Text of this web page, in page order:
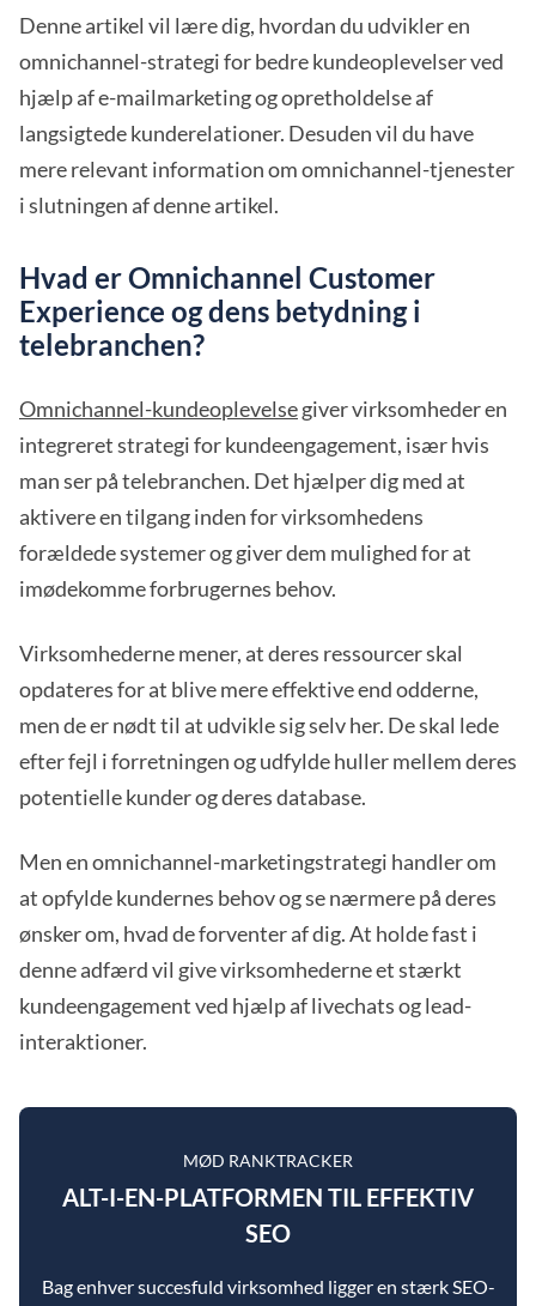
Denne artikel vil lære dig, hvordan du udvikler en
omnichannel-strategi for bedre kundeoplevelser ved
hjælp af e-mailmarketing og opretholdelse af
langsigtede kunderelationer. Desuden vil du have
mere relevant information om omnichannel-tjenester
i slutningen af denne artikel.
Hvad er Omnichannel Customer
Experience og dens betydning i
telebranchen?
Omnichannel-kundeoplevelsegiver virksomheder en
integreret strategi for kundeengagement, især hvis
man ser på telebranchen. Det hjælper dig med at
aktivere en tilgang inden for virksomhedens
forældede systemer og giver dem mulighed for at
imødekomme forbrugernes behov.
Virksomhederne mener, at deres ressourcer skal
opdateres for at blive mere effektive end odderne,
men de er nødt til at udvikle sig selv her. De skal lede
efter fejl i forretningen og udfylde huller mellem deres
potentielle kunder og deres database.
Men en omnichannel-marketingstrategi handler om
at opfylde kundernes behov og se nærmere på deres
ønsker om, hvad de forventer af dig. At holde fast i
denne adfærd vil give virksomhederne et stærkt
kundeengagement ved hjælp af livechats og lead-
interaktioner.
MØD RANKTRACKER
ALT-I-EN-PLATFORMEN TIL EFFEKTIV
SEO
Bag enhver succesfuld virksomhed ligger en stærk SEO-